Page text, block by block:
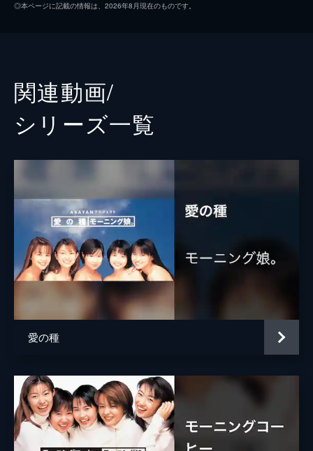
◎本ページに記載の情報は、2026年8月現在のものです。
関連動画/
シリーズ⼀覧
愛の種